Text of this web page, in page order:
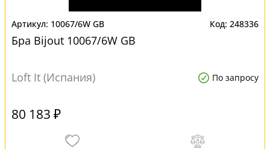
10067/6W GB 248336
Бра Bijout 10067/6W GB
Loft It (Испания) По запросу
80 183 ₽